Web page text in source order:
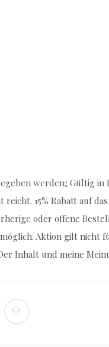
werden; Gültig in
15% Rabatt auf
oder offene
Aktion gilt nicht
Inhalt und meine